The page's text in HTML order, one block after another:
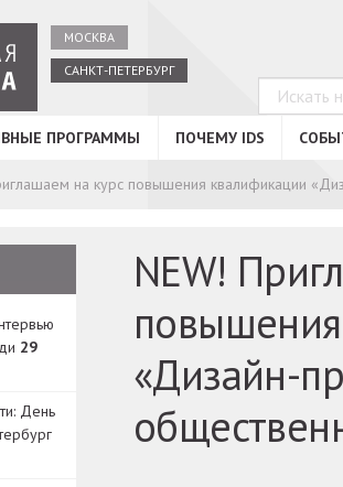
МОСКВА
САНКТ-ПЕТЕРБУРГ
ПРОГРАММЫ ПОЧЕМУ IDS
на курс повышения квалификации
29
День
NEW!
«Дизайн-